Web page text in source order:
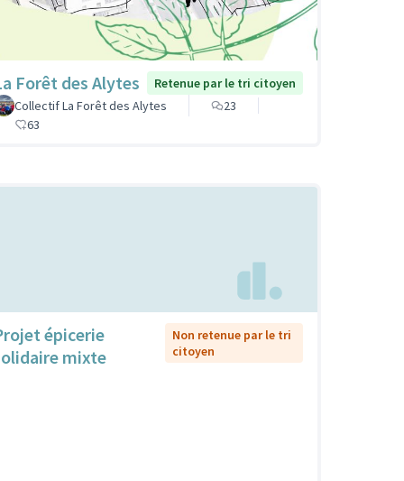
Forêt des Alytes
Retenue par le tri citoyen
Collectif La Forêt des Alytes
23
63
épicerie
mixte
Non retenue par le tri
citoyen